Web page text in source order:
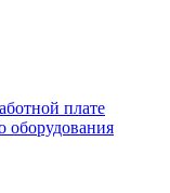
плате
оборудования